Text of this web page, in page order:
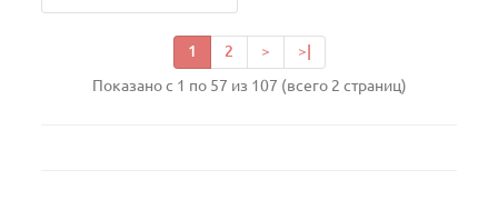
1 2 >
>|
Показано с 1 по 57 из 107 (всего 2 страниц)